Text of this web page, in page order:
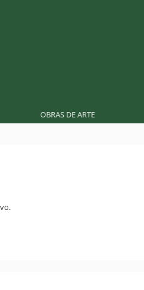
OBRAS DE ARTE